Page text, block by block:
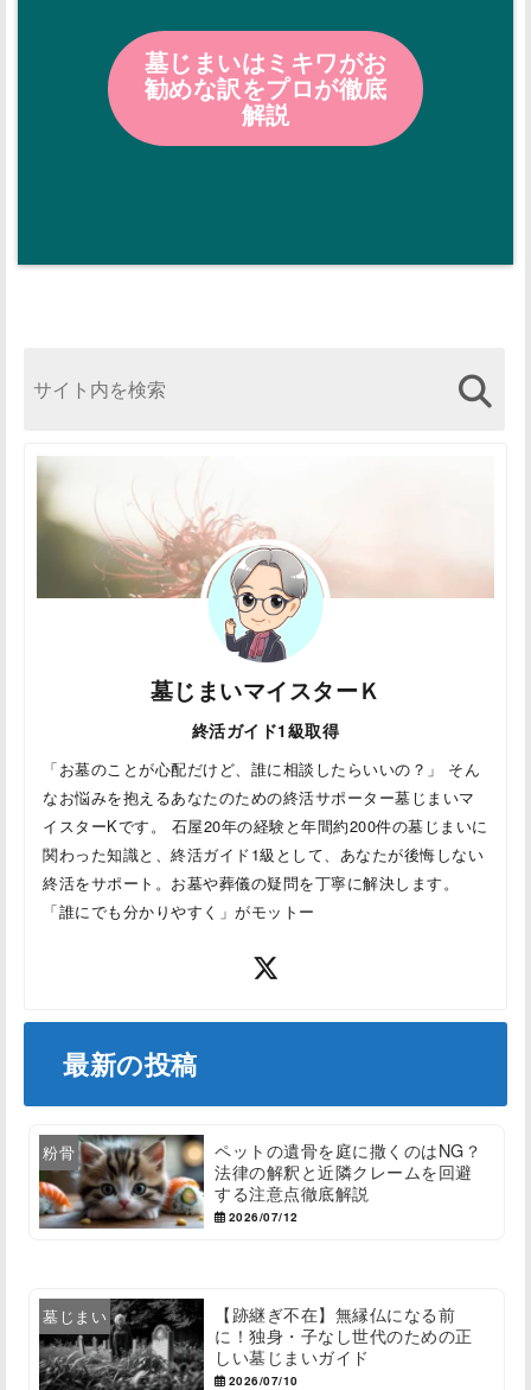
墓じまいはミキワがお
勧めな訳をプロが徹底
解説
墓じまいマイスターＫ
終活ガイド1級取得
「お墓のことが心配だけど、誰に相談したらいいの？」 そん
なお悩みを抱えるあなたのための終活サポーター墓じまいマ
イスターKです。 石屋20年の経験と年間約200件の墓じまいに
関わった知識と、終活ガイド1級として、あなたが後悔しない
終活をサポート。お墓や葬儀の疑問を丁寧に解決します。
「誰にでも分かりやすく」がモットー
最新の投稿
粉骨
ペットの遺骨を庭に撒くのはNG？
法律の解釈と近隣クレームを回避
する注意点徹底解説
2026/07/12
墓じまい
【跡継ぎ不在】無縁仏になる前
に！独身・子なし世代のための正
しい墓じまいガイド
2026/07/10